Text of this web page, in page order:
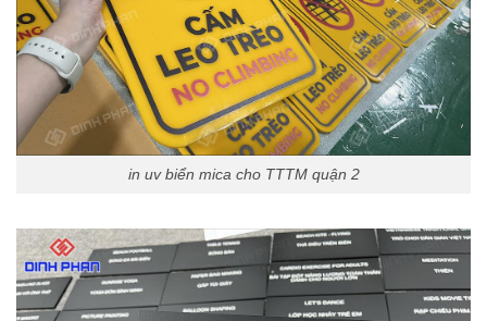
in uv biển mica cho TTTM quận 2